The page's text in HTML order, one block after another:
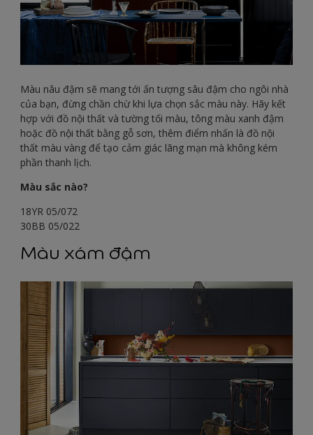
Màu nâu đậm sẽ mang tới ấn tượng sâu đậm cho ngôi nhà
của bạn, đừng chần chừ khi lựa chọn sắc màu này. Hãy kết
hợp với đồ nội thất và tường tối màu, tông màu xanh đậm
hoặc đồ nội thất bằng gỗ sơn, thêm điểm nhấn là đồ nội
thất màu vàng để tạo cảm giác lãng mạn mà không kém
phần thanh lịch.
Màu sắc nào?
18YR 05/072
30BB 05/022
Màu xám đậm